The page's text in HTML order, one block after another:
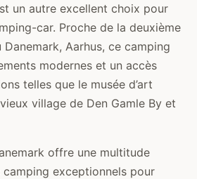
un autre excellent choix pour
car. Proche de la deuxième
Aarhus, ce camping
modernes et un accès
telles que le musée d’art
village de Den Gamle By et
offre une multitude
camping exceptionnels pour